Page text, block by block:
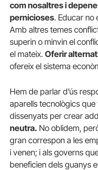
com nosaltres i
pernicioses. Educar no
Amb altres temes
superin o minvin el
el mateix. Oferir
ofereix el sistema
Hem de parlar d’ús
aparells tecnològics que
dissenyats per crear
neutra. No oblidem,
gran correspon a les
i venen; i als governs
beneficien dels guanys